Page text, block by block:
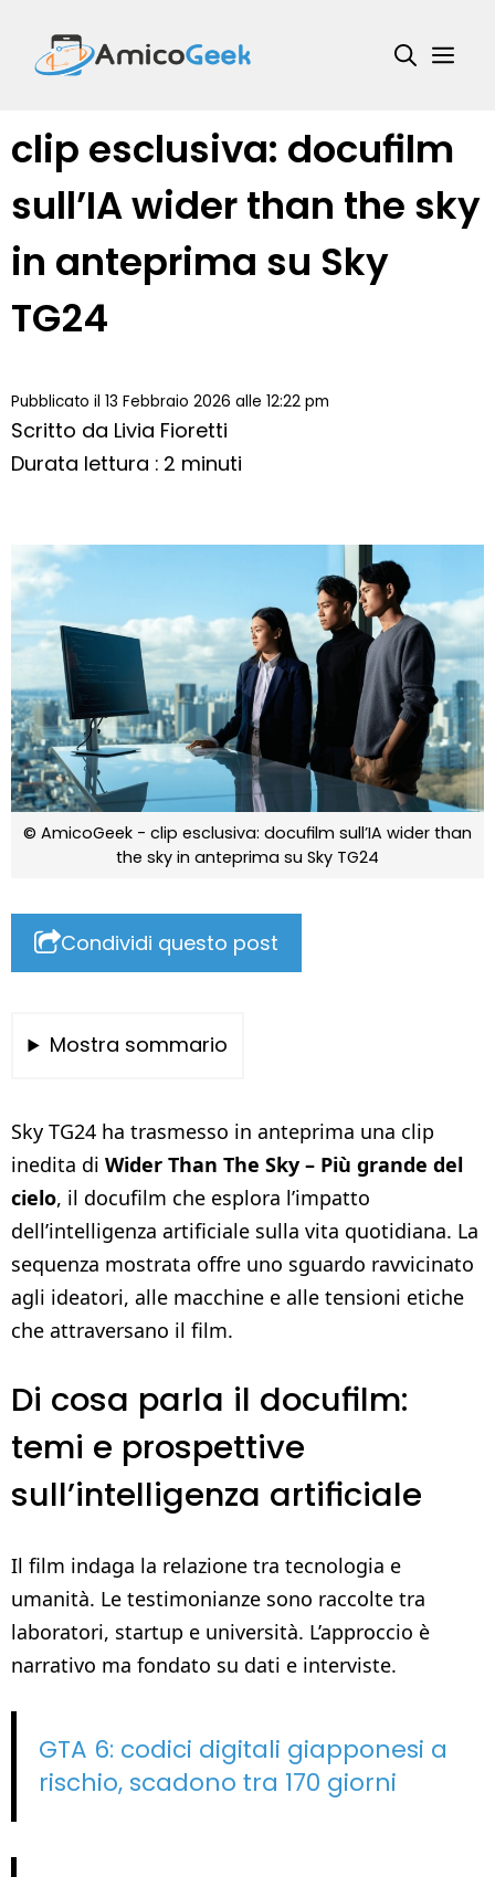
contenuto
clip esclusiva: docufilm
sull’IA wider than the sky
in anteprima su Sky
TG24
Pubblicato il 13 Febbraio 2026 alle 12:22 pm
Scritto da Livia Fioretti
Durata lettura : 2 minuti
© AmicoGeek - clip esclusiva: docufilm sull’IA wider than
the sky in anteprima su Sky TG24
Condividi questo post
Mostra sommario
Sky TG24 ha trasmesso in anteprima una clip
inedita di Wider Than The Sky – Più grande del
cielo, il docufilm che esplora l’impatto
dell’intelligenza artificiale sulla vita quotidiana. La
sequenza mostrata offre uno sguardo ravvicinato
agli ideatori, alle macchine e alle tensioni etiche
che attraversano il film.
Di cosa parla il docufilm:
temi e prospettive
sull’intelligenza artificiale
Il film indaga la relazione tra tecnologia e
umanità. Le testimonianze sono raccolte tra
laboratori, startup e università. L’approccio è
narrativo ma fondato su dati e interviste.
GTA 6: codici digitali giapponesi a
rischio, scadono tra 170 giorni